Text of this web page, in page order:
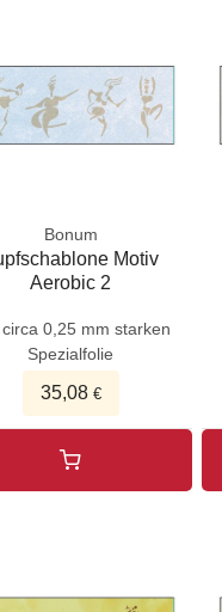
Bonum
Motiv
Aerobic 2
0,25 mm starken
Spezialfolie
35,08€